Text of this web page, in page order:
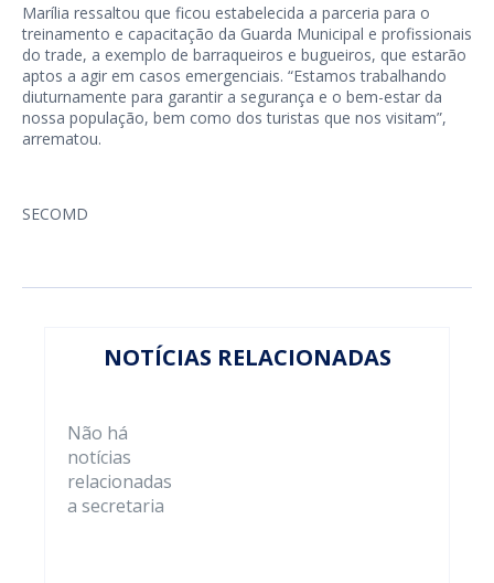
Marília ressaltou que ficou estabelecida a parceria para o
treinamento e capacitação da Guarda Municipal e profissionais
do trade, a exemplo de barraqueiros e bugueiros, que estarão
aptos a agir em casos emergenciais. “Estamos trabalhando
diuturnamente para garantir a segurança e o bem-estar da
nossa população, bem como dos turistas que nos visitam”,
arrematou.
SECOMD
NOTÍCIAS RELACIONADAS
Não há
notícias
relacionadas
a secretaria